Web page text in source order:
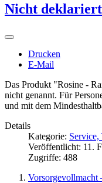
Nicht
Drucken
E-Mail
Das Produkt "Rosine -
nicht genannt. Für
und mit dem
Details
Kategorie:
Veröffentlicht: 11.
Zugriffe: 488
Vorsorgevollmacht